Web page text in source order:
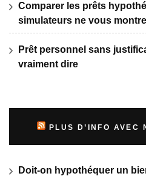
Comparer les prêts
simulateurs ne vous
Prêt personnel sans
vraiment dire
PLUS D’INFO AVEC
Doit-on hypothéquer un